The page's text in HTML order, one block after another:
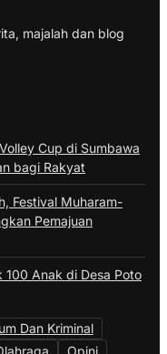
majalah dan blog
Cup di Sumbawa
bagi Rakyat
Festival Muharam-
Pemajuan
100 Anak di Desa Poto
Dan Kriminal
Opini